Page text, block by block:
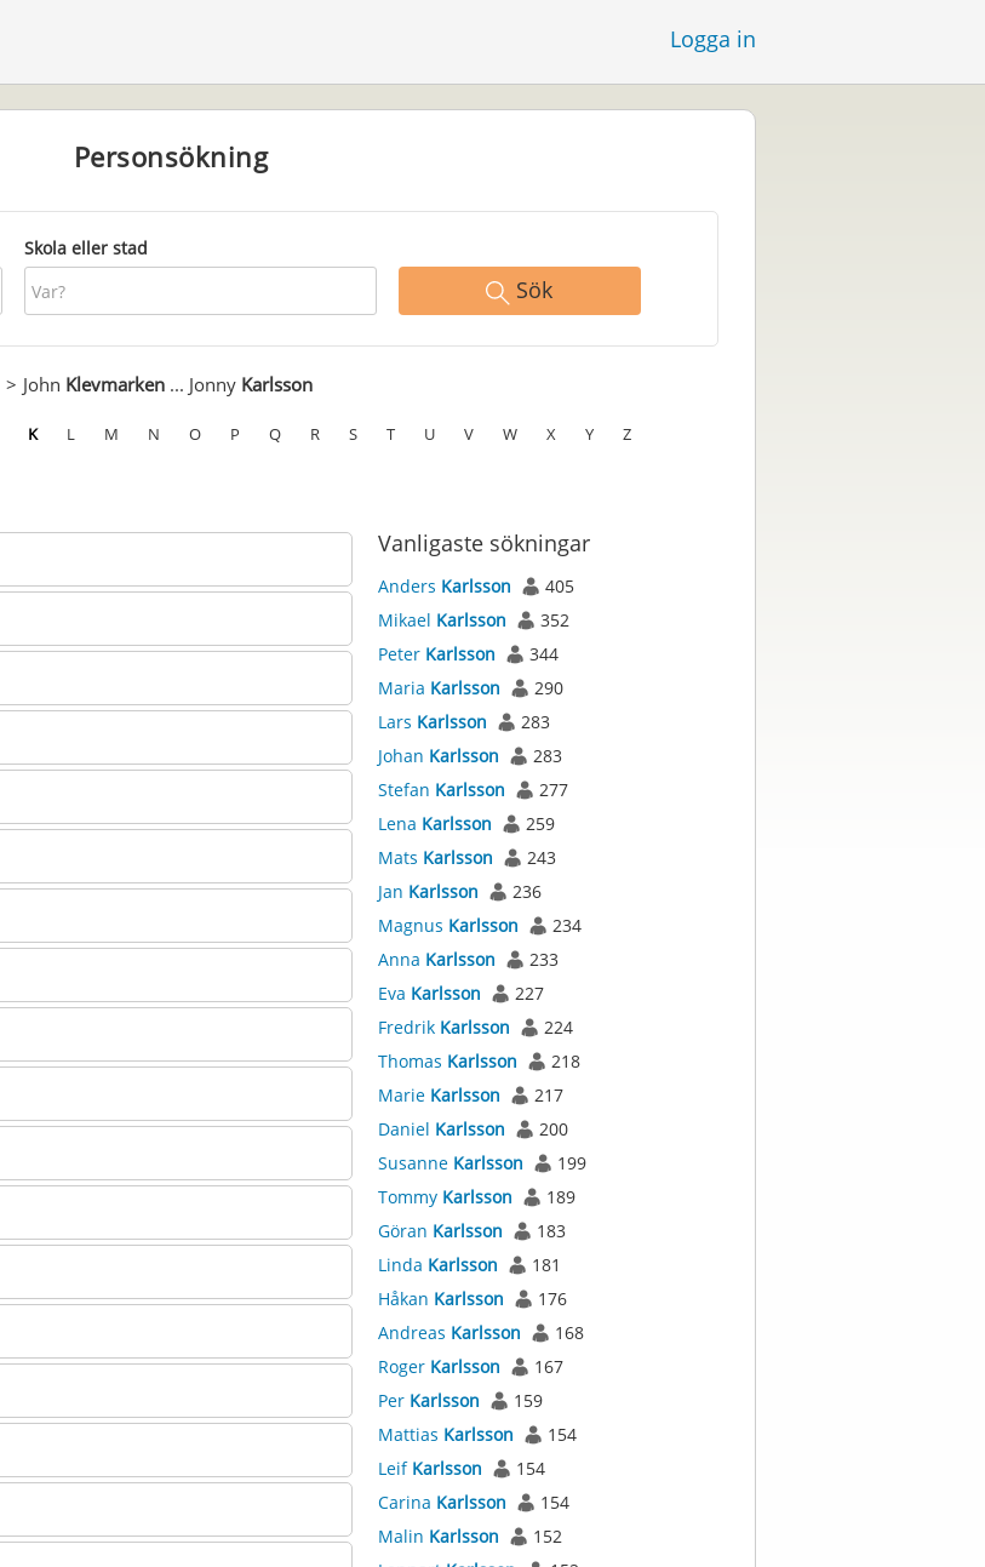
Logga in
Personsökning
Skola eller stad
Sök
John Klevmarken... Jonny Karlsson
K L M N O P Q R S T U V W X Y Z
Vanligaste sökningar
Anders Karlsson
405
Mikael Karlsson
352
Peter Karlsson
344
Maria Karlsson
290
Lars Karlsson
283
Johan Karlsson
283
Stefan Karlsson
277
Lena Karlsson
259
Mats Karlsson
243
Jan Karlsson
236
Magnus Karlsson
234
Anna Karlsson
233
Eva Karlsson
227
Fredrik Karlsson
224
Thomas Karlsson
218
Marie Karlsson
217
Daniel Karlsson
200
Susanne Karlsson
199
Tommy Karlsson
189
Göran Karlsson
183
Linda Karlsson
181
Håkan Karlsson
176
Andreas Karlsson
168
Roger Karlsson
167
Per Karlsson
159
Mattias Karlsson
154
Leif Karlsson
154
Carina Karlsson
154
Malin Karlsson
152